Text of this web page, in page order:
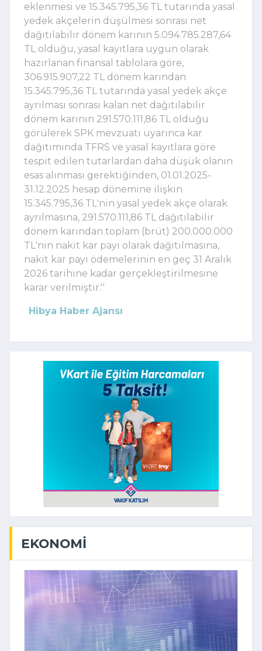
eklenmesi ve 15.345.795,36 TL tutarında yasal
yedek akçelerin düşülmesi sonrası net
dağıtılabilir dönem karının 5.094.785.287,64
TL olduğu, yasal kayıtlara uygun olarak
hazırlanan finansal tablolara göre,
306.915.907,22 TL dönem karından
15.345.795,36 TL tutarında yasal yedek akçe
ayrılması sonrası kalan net dağıtılabilir
dönem karının 291.570.111,86 TL olduğu
görülerek SPK mevzuatı uyarınca kar
dağıtımında TFRS ve yasal kayıtlara göre
tespit edilen tutarlardan daha düşük olanın
esas alınması gerektiğinden, 01.01.2025-
31.12.2025 hesap dönemine ilişkin
15.345.795,36 TL'nin yasal yedek akçe olarak
ayrılmasına, 291.570.111,86 TL dağıtılabilir
dönem karından toplam (brüt) 200.000.000
TL'nin nakit kar payı olarak dağıtılmasına,
nakit kar payı ödemelerinin en geç 31 Aralık
2026 tarihine kadar gerçekleştirilmesine
karar verilmiştir.''
Hibya Haber Ajansı
EKONOMI